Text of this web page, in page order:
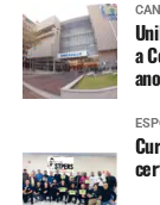
a